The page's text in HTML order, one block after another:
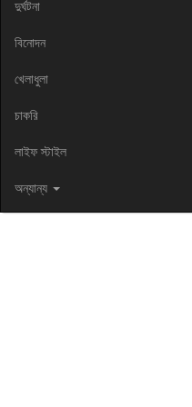
দুর্ঘটনা
বিনোদন
খেলাধুলা
চাকরি
লাইফ স্টাইল
অন্যান্য